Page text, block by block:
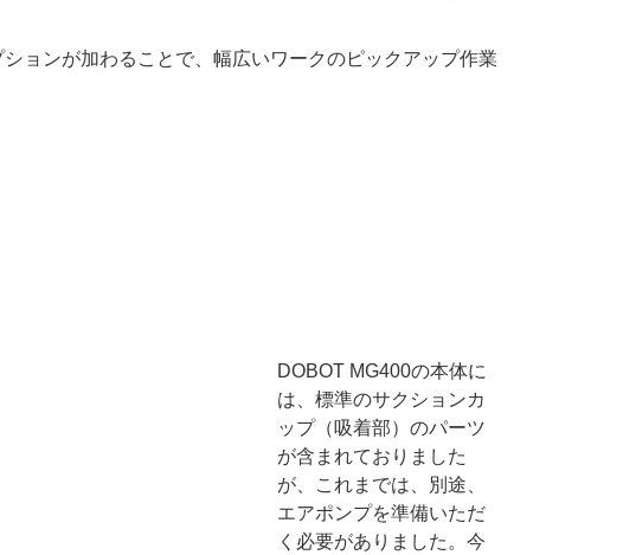
ョンが加わることで、幅広いワークのピックアップ作業
DOBOT MG400の本体に
は、標準のサクションカ
ップ（吸着部）のパーツ
が含まれておりました
が、これまでは、別途、
エアポンプを準備いただ
く必要がありました。今